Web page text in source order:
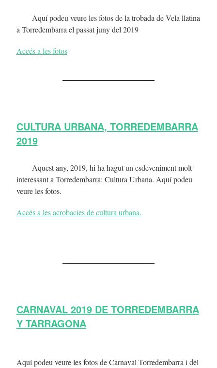
Aquí podeu veure les fotos de la trobada de Vela llatina
a Torredembarra el passat juny del 2019
Accés a les fotos
CULTURA URBANA, TORREDEMBARRA
2019
Aquest any, 2019, hi ha hagut un esdeveniment molt
interessant a Torredembarra: Cultura Urbana. Aquí podeu
veure les fotos.
Accés a les acrobacies de cultura urbana.
CARNAVAL 2019 DE TORREDEMBARRA
Y TARRAGONA
Aquí podeu veure les fotos de Carnaval Torredembarra i del